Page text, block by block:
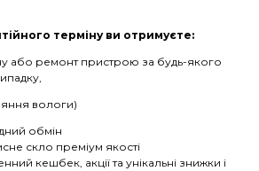
терміну ви отримуєте:
або ремонт пристрою за будь-якого
вологи)
обмін
скло преміум якості
кешбек, акції та унікальні знижки і